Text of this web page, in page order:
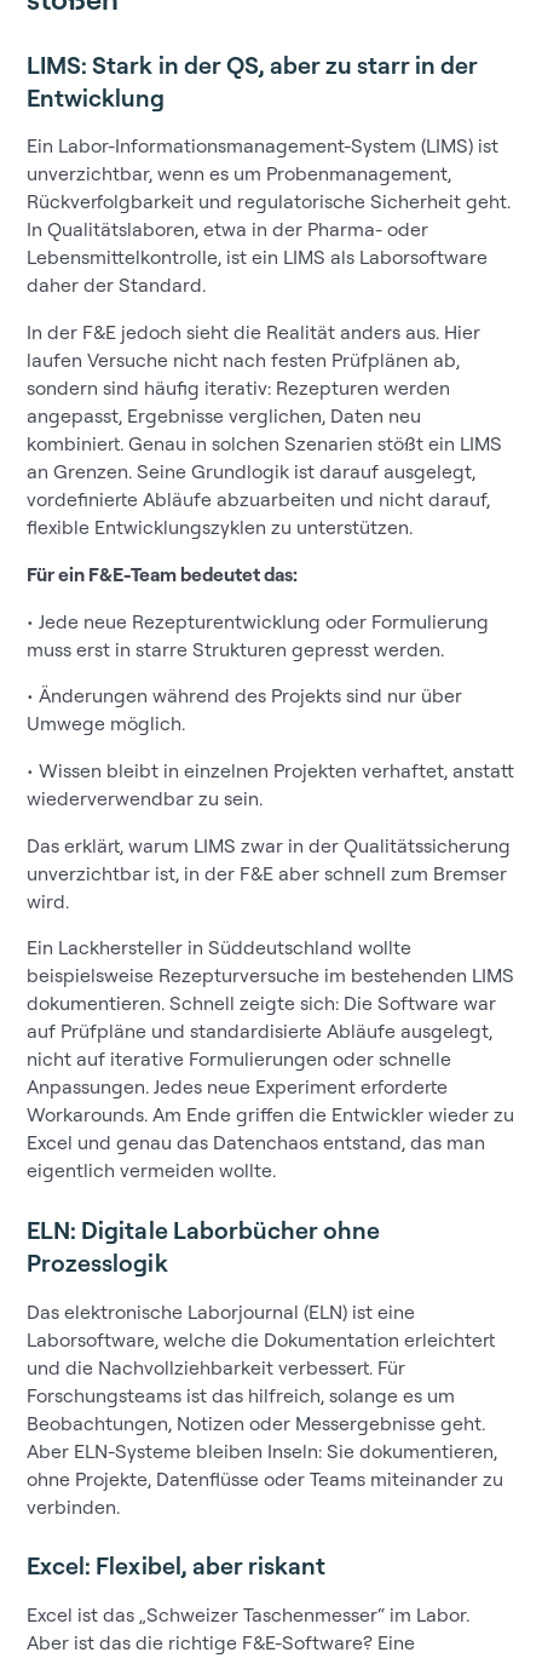
LIMS: Stark in der QS, aber zu starr in der
Entwicklung
Ein Labor-Informationsmanagement-System (LIMS) ist
unverzichtbar, wenn es um Probenmanagement,
Rückverfolgbarkeit und regulatorische Sicherheit geht.
In Qualitätslaboren, etwa in der Pharma- oder
Lebensmittelkontrolle, ist ein LIMS als Laborsoftware
daher der Standard.
In der F&E jedoch sieht die Realität anders aus. Hier
laufen Versuche nicht nach festen Prüfplänen ab,
sondern sind häufig iterativ: Rezepturen werden
angepasst, Ergebnisse verglichen, Daten neu
kombiniert. Genau in solchen Szenarien stößt ein LIMS
an Grenzen. Seine Grundlogik ist darauf ausgelegt,
vordefinierte Abläufe abzuarbeiten und nicht darauf,
flexible Entwicklungszyklen zu unterstützen.
Für ein F&E-Team bedeutet das:
• Jede neue Rezepturentwicklung oder Formulierung
muss erst in starre Strukturen gepresst werden.
• Änderungen während des Projekts sind nur über
Umwege möglich.
• Wissen bleibt in einzelnen Projekten verhaftet, anstatt
wiederverwendbar zu sein.
Das erklärt, warum LIMS zwar in der Qualitätssicherung
unverzichtbar ist, in der F&E aber schnell zum Bremser
wird.
Ein Lackhersteller in Süddeutschland wollte
beispielsweise Rezepturversuche im bestehenden LIMS
dokumentieren. Schnell zeigte sich: Die Software war
auf Prüfpläne und standardisierte Abläufe ausgelegt,
nicht auf iterative Formulierungen oder schnelle
Anpassungen. Jedes neue Experiment erforderte
Workarounds. Am Ende griffen die Entwickler wieder zu
Excel und genau das Datenchaos entstand, das man
eigentlich vermeiden wollte.
ELN: Digitale Laborbücher ohne
Prozesslogik
Das elektronische Laborjournal (ELN) ist eine
Laborsoftware, welche die Dokumentation erleichtert
und die Nachvollziehbarkeit verbessert. Für
Forschungsteams ist das hilfreich, solange es um
Beobachtungen, Notizen oder Messergebnisse geht.
Aber ELN-Systeme bleiben Inseln: Sie dokumentieren,
ohne Projekte, Datenflüsse oder Teams miteinander zu
verbinden.
Excel: Flexibel, aber riskant
Excel ist das „Schweizer Taschenmesser“ im Labor.
Aber ist das die richtige F&E-Software? Eine